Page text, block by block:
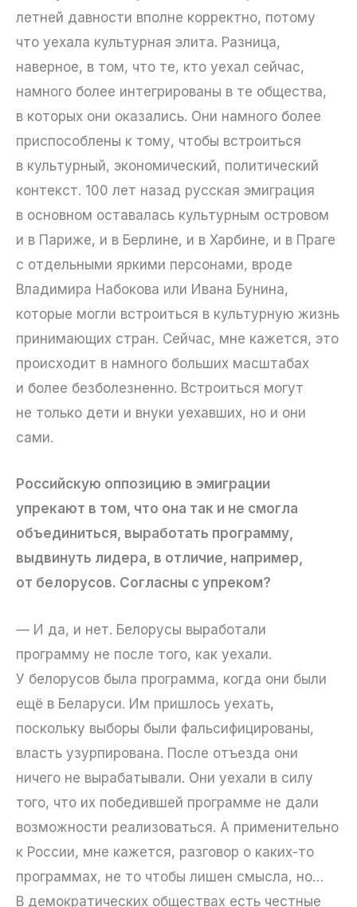
летней давности вполне корректно, потому
что уехала культурная элита. Разница,
наверное, в том, что те, кто уехал сейчас,
намного более интегрированы в те общества,
в которых они оказались. Они намного более
приспособлены к тому, чтобы встроиться
в культурный, экономический, политический
контекст. 100 лет назад русская эмиграция
в основном оставалась культурным островом
и в Париже, и в Берлине, и в Харбине, и в Праге
с отдельными яркими персонами, вроде
Владимира Набокова или Ивана Бунина,
которые могли встроиться в культурную жизнь
принимающих стран. Сейчас, мне кажется, это
происходит в намного больших масштабах
и более безболезненно. Встроиться могут
не только дети и внуки уехавших, но и они
сами.
Российскую оппозицию в эмиграции
упрекают в том, что она так и не смогла
объединиться, выработать программу,
выдвинуть лидера, в отличие, например,
от белорусов. Согласны с упреком?
— И да, и нет. Белорусы выработали
программу не после того, как уехали.
У белорусов была программа, когда они были
ещё в Беларуси. Им пришлось уехать,
поскольку выборы были фальсифицированы,
власть узурпирована. После отъезда они
ничего не вырабатывали. Они уехали в силу
того, что их победившей программе не дали
возможности реализоваться. А применительно
к России, мне кажется, разговор о каких-то
программах, не то чтобы лишен смысла, но…
В демократических обществах есть честные